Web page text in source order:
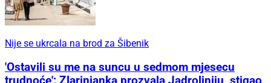
Nije se ukrcala na brod za Šibenik
'Ostavili su me na suncu u sedmom mjesecu